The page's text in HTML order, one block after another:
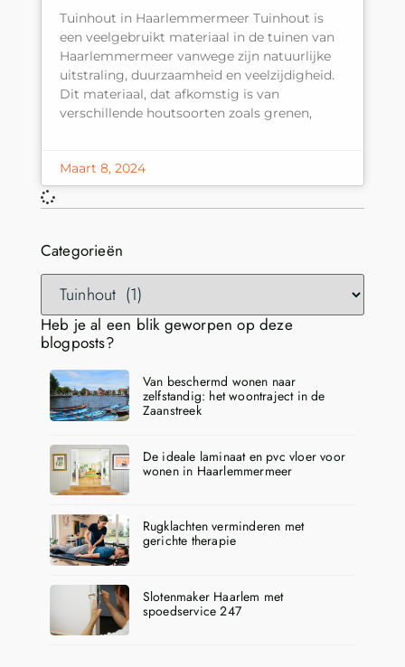
Categorieën
Heb je al een blik geworpen op deze
blogposts?
Van beschermd wonen naar
zelfstandig: het woontraject in de
Zaanstreek
De ideale laminaat en pvc vloer voor
wonen in Haarlemmermeer
Rugklachten verminderen met
gerichte therapie
Slotenmaker Haarlem met
spoedservice 247
Tuinhout in Haarlemmermeer Tuinhout is
een veelgebruikt materiaal in de tuinen van
Haarlemmermeer vanwege zijn natuurlijke
uitstraling, duurzaamheid en veelzijdigheid.
Dit materiaal, dat afkomstig is van
verschillende houtsoorten zoals grenen,
Maart 8, 2024